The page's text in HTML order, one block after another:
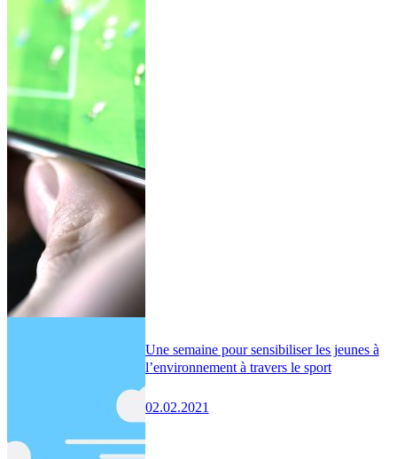
Une semaine pour sensibiliser les jeunes à
l’environnement à travers le sport
02.02.2021